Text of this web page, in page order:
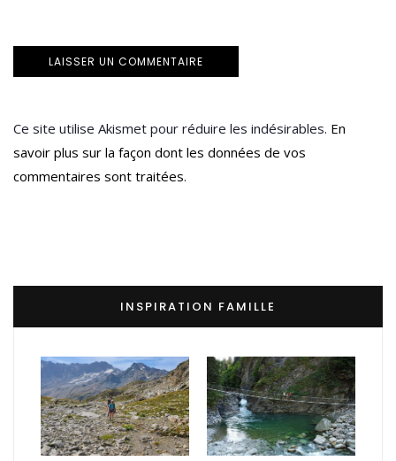
Ce site utilise Akismet pour réduire les indésirables. En
savoir plus sur la façon dont les données de vos
commentaires sont traitées.
INSPIRATION FAMILLE